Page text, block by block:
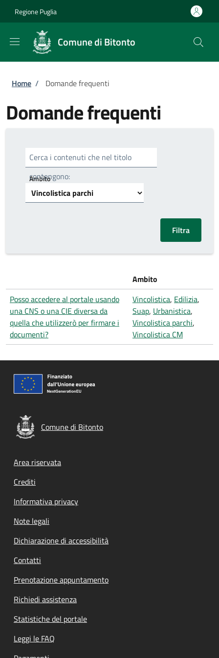
Regione Puglia
Comune di Bitonto
Briciole di pane
Home / Domande frequenti
Domande frequenti
Cerca i contenuti che nel titolo
contengono:
Ambito
Ambito
Posso accedere al portale usando
una CNS o una CIE diversa da
quella che utilizzerò per firmare i
documenti?
Vincolistica, Edilizia,
Suap, Urbanistica,
Vincolistica parchi,
Vincolistica CM
Comune di Bitonto
Footer menu
Area riservata
Crediti
Informativa privacy
Note legali
Dichiarazione di accessibilità
Contatti
Prenotazione appuntamento
Richiedi assistenza
Statistiche del portale
Leggi le FAQ